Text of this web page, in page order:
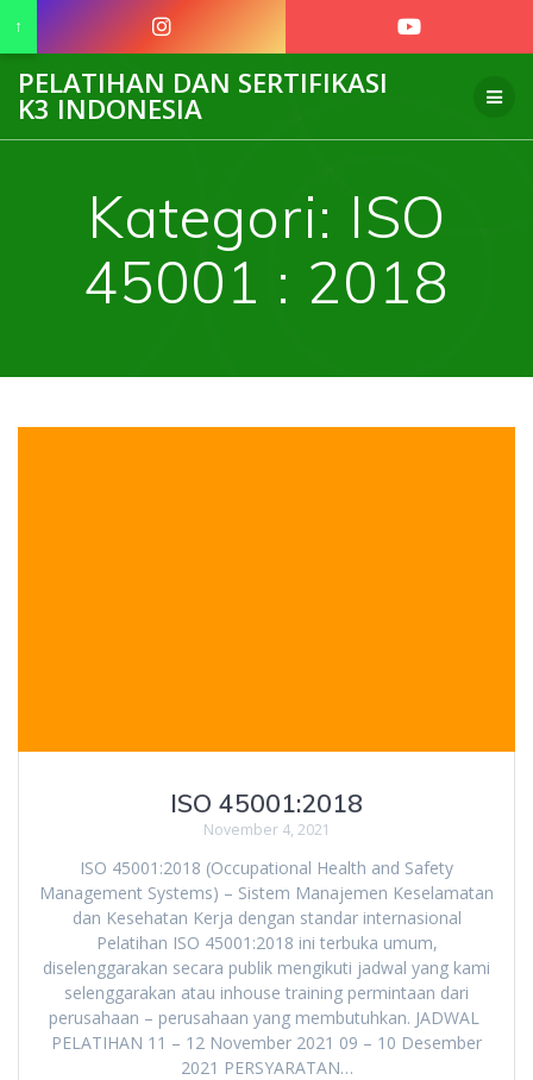
to
PELATIHAN DAN SERTIFIKASI
K3 INDONESIA
Kategori: ISO
45001 : 2018
ISO 45001:2018
November 4, 2021
ISO 45001:2018 (Occupational Health and Safety
Management Systems) – Sistem Manajemen Keselamatan
dan Kesehatan Kerja dengan standar internasional
Pelatihan ISO 45001:2018 ini terbuka umum,
diselenggarakan secara publik mengikuti jadwal yang kami
selenggarakan atau inhouse training permintaan dari
perusahaan – perusahaan yang membutuhkan. JADWAL
PELATIHAN 11 – 12 November 2021 09 – 10 Desember
2021 PERSYARATAN…
↑